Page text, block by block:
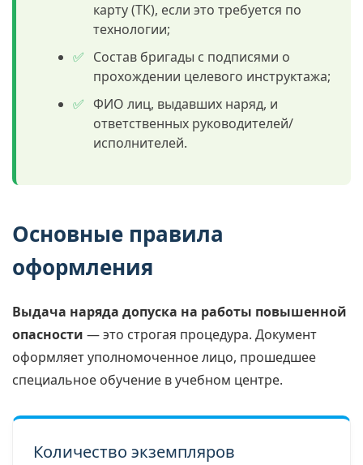
карту (ТК), если это требуется по
технологии;
Состав бригады с подписями о
прохождении целевого инструктажа;
ФИО лиц, выдавших наряд, и
ответственных руководителей/
исполнителей.
Основные правила
оформления
Выдача наряда допуска на работы повышенной
опасности — это строгая процедура. Документ
оформляет уполномоченное лицо, прошедшее
специальное обучение в учебном центре.
Количество экземпляров